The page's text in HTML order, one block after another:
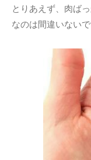
とりあえず、肉ば
なのは間違いない